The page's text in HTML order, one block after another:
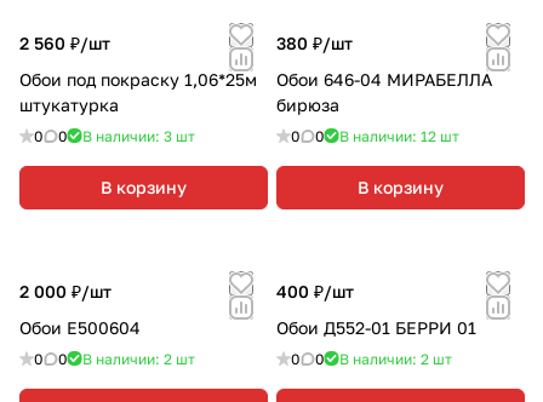
2 560 ₽/шт
Обои под покраску 1,06*25м
штукатурка
0 0 В наличии: 3 шт
В корзину
380 ₽/шт
Обои 646-04 МИРАБЕЛЛА
бирюза
0 0 В наличии: 12 шт
В корзину
2 000 ₽/шт
Обои Е500604
0 0 В наличии: 2 шт
400 ₽/шт
Обои Д552-01 БЕРРИ 01
0 0 В наличии: 2 шт